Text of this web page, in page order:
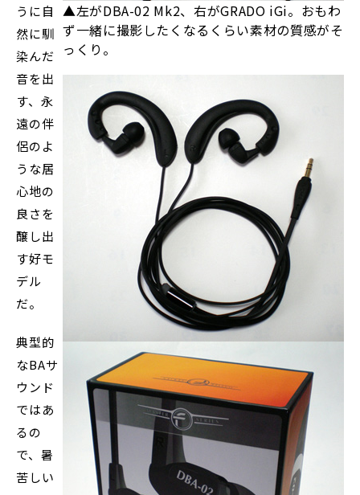
▲左がDBA-02 Mk2、右がGRADO iGi。おもわ
ず一緒に撮影したくなるくらい素材の質感がそ
っくり。
うに自
然に馴
染んだ
音を出
す、永
遠の伴
侶のよ
うな居
心地の
良さを
醸し出
す好モ
デル
だ。
典型的
なBAサ
ウンド
ではあ
るの
で、暑
苦しい